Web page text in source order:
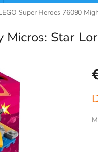
Super Heroes 76090
Star-